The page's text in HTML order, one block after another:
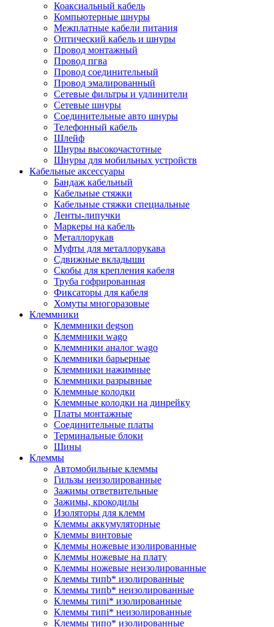
Коаксиальный кабель
Компьютерные шнуры
Межплатные кабели питания
Оптический кабель и шнуры
Провод монтажный
Провод пгва
Провод соединительный
Провод эмалированный
Сетевые фильтры и удлинители
Сетевые шнуры
Соединительные авто шнуры
Телефонный кабель
Шлейф
Шнуры высокочастотные
Шнуры для мобильных устройств
Кабельные аксессуары
Бандаж кабельный
Кабельные стяжки
Кабельные стяжки специальные
Ленты-липучки
Маркеры на кабель
Металлорукав
Муфты для металлорукава
Сдвижные вкладыши
Скобы для крепления кабеля
Труба гофрированная
Фиксаторы для кабеля
Хомуты многоразовые
Клеммники
Клеммники degson
Клеммники wago
Клеммники аналог wago
Клеммники барьерные
Клеммники нажимные
Клеммники разрывные
Клеммные колодки
Клеммные колодки на динрейку
Платы монтажные
Соединительные платы
Терминальные блоки
Шины
Клеммы
Автомобильные клеммы
Гильзы неизолированные
Зажимы ответвительные
Зажимы, крокодилы
Изоляторы для клемм
Клеммы аккумуляторные
Клеммы винтовые
Клеммы ножевые изолированные
Клеммы ножевые на плату
Клеммы ножевые неизолированные
Клеммы типb* изолированные
Клеммы типb* неизолированные
Клеммы типi* изолированные
Клеммы типi* неизолированные
Клеммы типo* изолированные